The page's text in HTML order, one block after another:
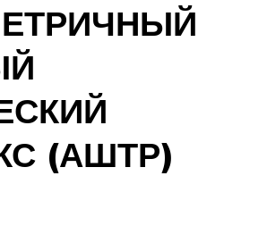
(АШТР)